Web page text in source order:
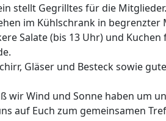
stellt Gegrilltes für die
im Kühlschrank in
Salate (bis 13 Uhr) und
Gläser und Besteck sowie
wir Wind und Sonne haben um
auf Euch zum gemeinsamen